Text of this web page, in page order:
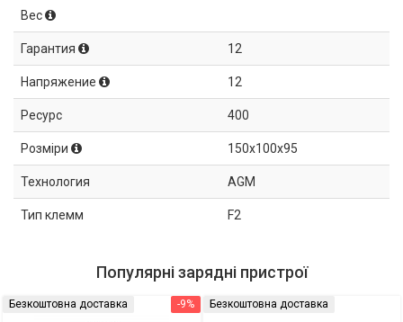
Вес
Гарантия 12
Напряжение 12
Ресурс 400
Розміри 150x100x95
Технология AGM
Тип клемм F2
Популярні зарядні пристрої
-9%
Безкоштовна доставка Безкоштовна доставка